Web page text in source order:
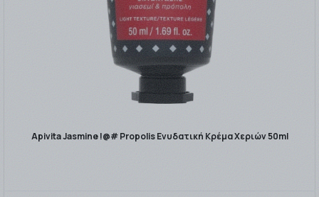
Apivita Jasmine !@# Propolis Ενυδατική Κρέμα Χεριών 50ml